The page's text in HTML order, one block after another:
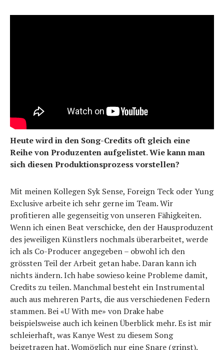
Heute wird in den Song-Credits oft gleich eine
Reihe von Produzenten aufgelistet. Wie kann man
sich diesen Produktionsprozess vorstellen?
Mit meinen Kollegen Syk Sense, Foreign Teck oder Yung
Exclusive arbeite ich sehr gerne im Team. Wir
profitieren alle gegenseitig von unseren Fähigkeiten.
Wenn ich einen Beat verschicke, den der Hausproduzent
des jeweiligen Künstlers nochmals überarbeitet, werde
ich als Co-Producer angegeben – obwohl ich den
grössten Teil der Arbeit getan habe. Daran kann ich
nichts ändern. Ich habe sowieso keine Probleme damit,
Credits zu teilen. Manchmal besteht ein Instrumental
auch aus mehreren Parts, die aus verschiedenen Federn
stammen. Bei «U With me» von Drake habe
beispielsweise auch ich keinen Überblick mehr. Es ist mir
schleierhaft, was Kanye West zu diesem Song
beigetragen hat. Womöglich nur eine Snare (grinst).